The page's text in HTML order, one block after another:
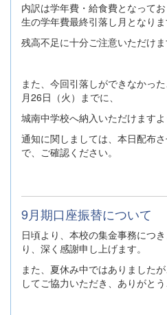
内訳は学年費・給食費となって
生の学年費最終引落し月となりま
残高不足に十分ご注意いただけ
また、今回引落しができなかっ
月26日（火）までに、
城南中学校へ納入いただけますよ
通知に関しましては、本日配布
で、ご確認ください。
9月期口座振替について
日頃より、本校の集金事務につ
り、深く感謝申し上げます。
また、夏休み中ではありました
してご協力いただき、ありがとう